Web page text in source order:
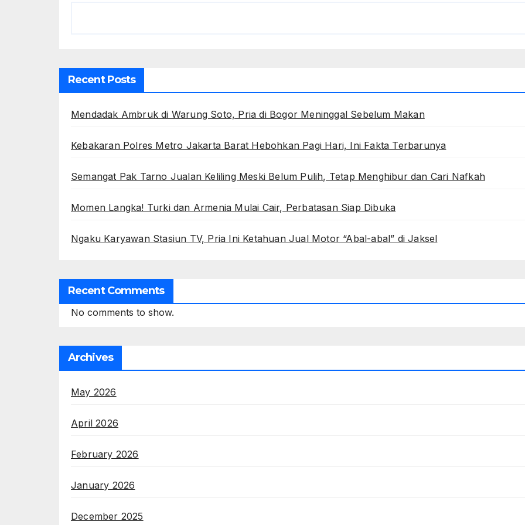
Recent Posts
Mendadak Ambruk di Warung Soto, Pria di Bogor Meninggal Sebelum Makan
Kebakaran Polres Metro Jakarta Barat Hebohkan Pagi Hari, Ini Fakta Terbarunya
Semangat Pak Tarno Jualan Keliling Meski Belum Pulih, Tetap Menghibur dan Cari Nafkah
Momen Langka! Turki dan Armenia Mulai Cair, Perbatasan Siap Dibuka
Ngaku Karyawan Stasiun TV, Pria Ini Ketahuan Jual Motor “Abal-abal” di Jaksel
Recent Comments
No comments to show.
Archives
May 2026
April 2026
February 2026
January 2026
December 2025